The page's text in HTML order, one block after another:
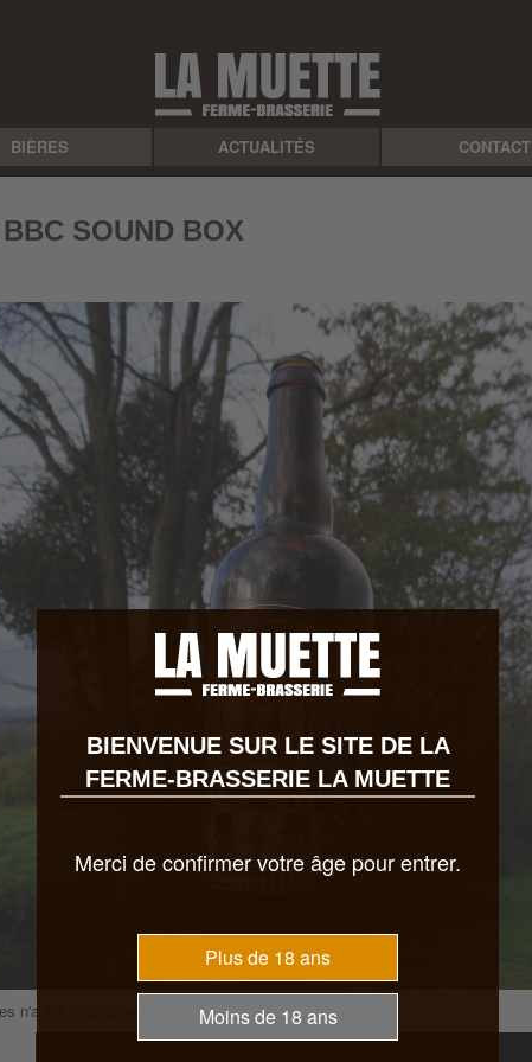
BIÈRES ACTUALITÉS CONTACT
SOUND BOX
n'a été maltraitées durant le tournage!
BIENVENUE SUR LE SITE DE LA
FERME-BRASSERIE LA MUETTE
Merci de confirmer votre âge pour entrer.
Plus de 18 ans
Moins de 18 ans